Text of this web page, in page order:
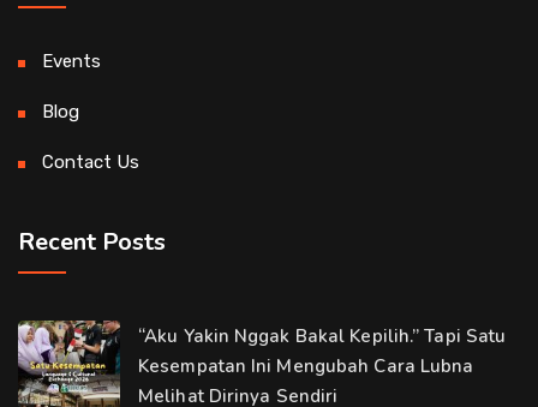
Events
Blog
Contact Us
Recent Posts
“Aku Yakin Nggak Bakal Kepilih.” Tapi Satu
Kesempatan Ini Mengubah Cara Lubna
Melihat Dirinya Sendiri